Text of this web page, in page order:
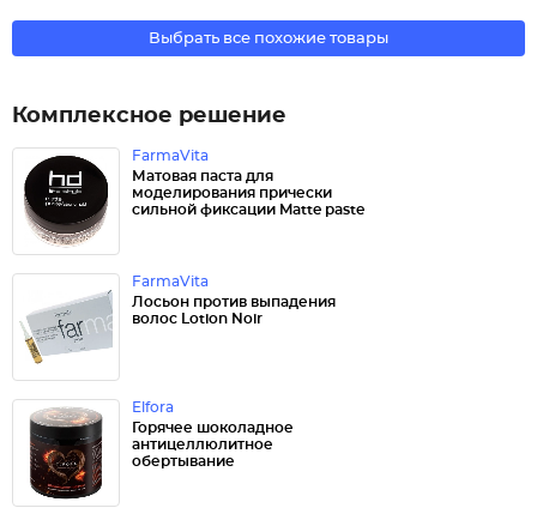
Выбрать все похожие товары
Комплексное решение
FarmaVita
Матовая паста для
моделирования прически
сильной фиксации Matte paste
FarmaVita
Лосьон против выпадения
волос Lotion Noir
Elfora
Горячее шоколадное
антицеллюлитное
обертывание